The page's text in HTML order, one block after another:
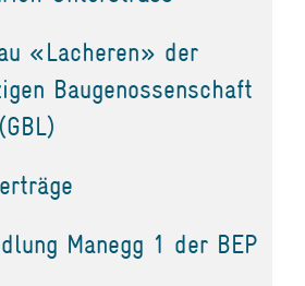
«Lacheren» der
Baugenossenschaft
Manegg 1 der BEP